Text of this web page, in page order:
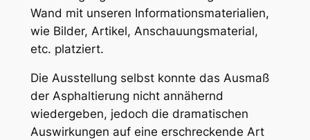
Wand mit unseren Informationsmaterialien,
wie Bilder, Artikel, Anschauungsmaterial,
etc. platziert.
Die Ausstellung selbst konnte das Ausmaß
der Asphaltierung nicht annähernd
wiedergeben, jedoch die dramatischen
Auswirkungen auf eine erschreckende Art